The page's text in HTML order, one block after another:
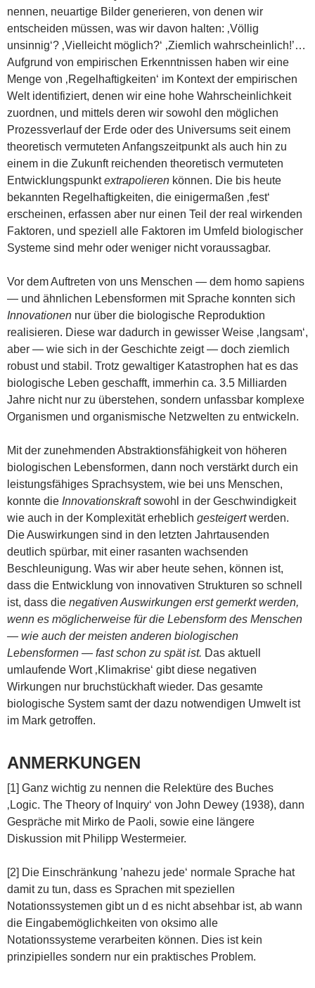
nennen, neuartige Bilder generieren, von denen wir
entscheiden müssen, was wir davon halten: ‚Völlig
unsinnig‘? ‚Vielleicht möglich?‘ ‚Ziemlich wahrscheinlich!’…
Aufgrund von empirischen Erkenntnissen haben wir eine
Menge von ‚Regelhaftigkeiten‘ im Kontext der empirischen
Welt identifiziert, denen wir eine hohe Wahrscheinlichkeit
zuordnen, und mittels deren wir sowohl den möglichen
Prozessverlauf der Erde oder des Universums seit einem
theoretisch vermuteten Anfangszeitpunkt als auch hin zu
einem in die Zukunft reichenden theoretisch vermuteten
Entwicklungspunktextrapolieren können. Die bis heute
bekannten Regelhaftigkeiten, die einigermaßen ‚fest‘
erscheinen, erfassen aber nur einen Teil der real wirkenden
Faktoren, und speziell alle Faktoren im Umfeld biologischer
Systeme sind mehr oder weniger nicht voraussagbar.
Vor dem Auftreten von uns Menschen — dem homo sapiens
— und ähnlichen Lebensformen mit Sprache konnten sich
Innovationen nur über die biologische Reproduktion
realisieren. Diese war dadurch in gewisser Weise ‚langsam‘,
aber — wie sich in der Geschichte zeigt — doch ziemlich
robust und stabil. Trotz gewaltiger Katastrophen hat es das
biologische Leben geschafft, immerhin ca. 3.5 Milliarden
Jahre nicht nur zu überstehen, sondern unfassbar komplexe
Organismen und organismische Netzwelten zu entwickeln.
Mit der zunehmenden Abstraktionsfähigkeit von höheren
biologischen Lebensformen, dann noch verstärkt durch ein
leistungsfähiges Sprachsystem, wie bei uns Menschen,
konnte die Innovationskraftsowohl in der Geschwindigkeit
wie auch in der Komplexität erheblich gesteigertwerden.
Die Auswirkungen sind in den letzten Jahrtausenden
deutlich spürbar, mit einer rasanten wachsenden
Beschleunigung. Was wir aber heute sehen, können ist,
dass die Entwicklung von innovativen Strukturen so schnell
ist, dass die negativen Auswirkungen erst gemerkt werden,
wenn es möglicherweise für die Lebensform des Menschen
— wie auch der meisten anderen biologischen
Lebensformen — fast schon zu spät ist. Das aktuell
umlaufende Wort ‚Klimakrise‘ gibt diese negativen
Wirkungen nur bruchstückhaft wieder. Das gesamte
biologische System samt der dazu notwendigen Umwelt ist
im Mark getroffen.
ANMERKUNGEN
[1] Ganz wichtig zu nennen die Relektüre des Buches
‚Logic. The Theory of Inquiry‘ von John Dewey (1938), dann
Gespräche mit Mirko de Paoli, sowie eine längere
Diskussion mit Philipp Westermeier.
[2] Die Einschränkung ’nahezu jede‘ normale Sprache hat
damit zu tun, dass es Sprachen mit speziellen
Notationssystemen gibt un d es nicht absehbar ist, ab wann
die Eingabemöglichkeiten von oksimo alle
Notationssysteme verarbeiten können. Dies ist kein
prinzipielles sondern nur ein praktisches Problem.